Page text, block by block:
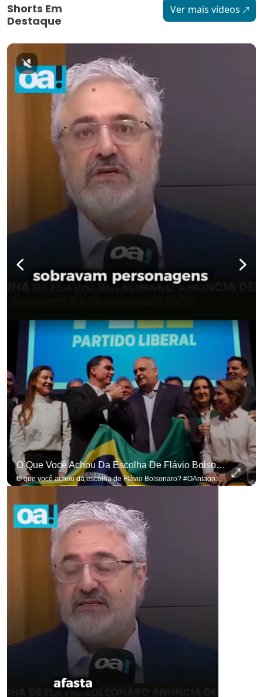
Shorts Em
Destaque
Ver mais vídeos
O Que Você Achou Da Escolha De Flávio Bolsonaro? #OAntagonista
O que você achou da escolha de Flávio Bolsonaro? #OAntagonista Se você busca informação com credibilidade, inscreva-se agora e ative o
para não perder nenhuma